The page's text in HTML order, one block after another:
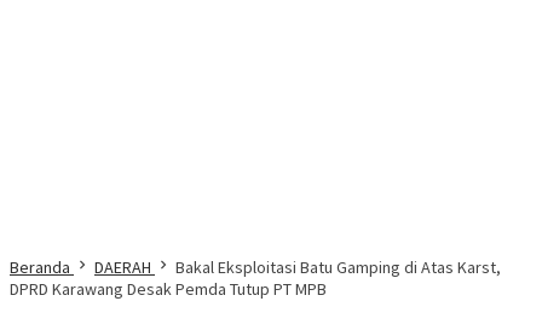
Beranda DAERAH
Bakal Eksploitasi Batu Gamping di Atas Karst,
DPRD Karawang Desak Pemda Tutup PT MPB